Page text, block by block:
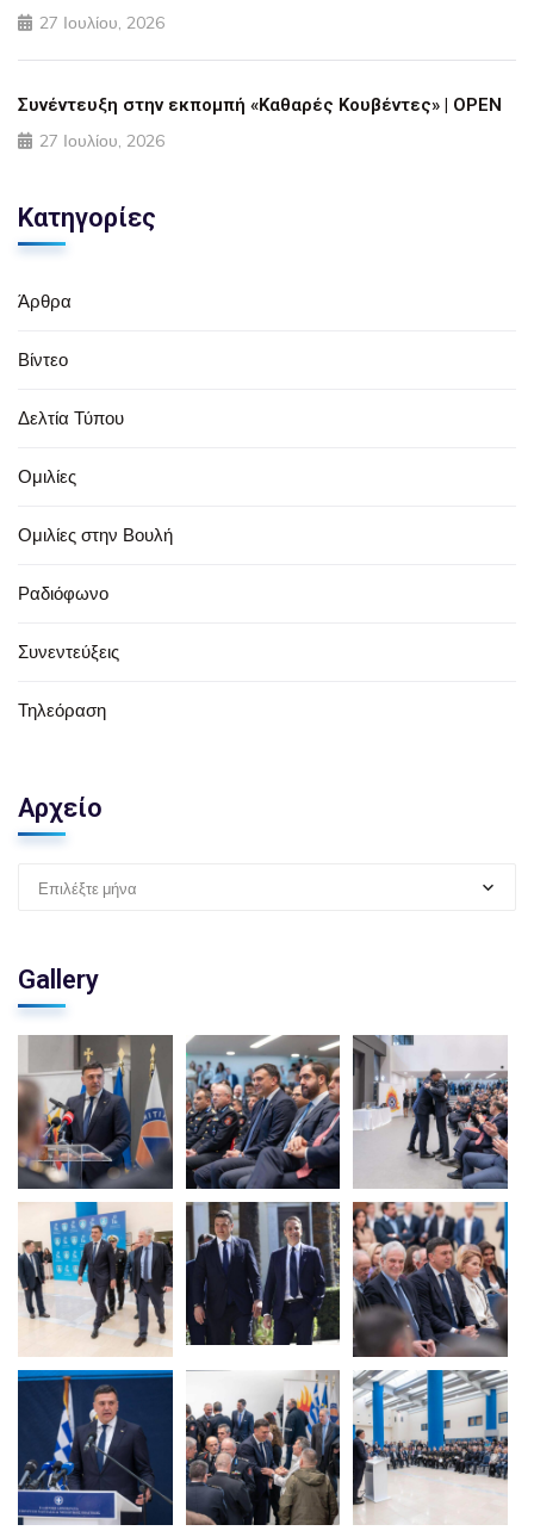
27 Ιουλίου, 2026
Συνέντευξη στην εκπομπή «Καθαρές Κουβέντες» | OPEN
27 Ιουλίου, 2026
Κατηγορίες
Άρθρα
Βίντεο
Δελτία Τύπου
Ομιλίες
Ομιλίες στην Βουλή
Ραδιόφωνο
Συνεντεύξεις
Τηλεόραση
Αρχείο
Επιλέξτε μήνα
Gallery